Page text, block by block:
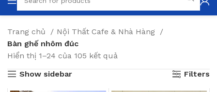
Trang chủ
Nội Thất Cafe & Nhà Hàng
Bàn ghế nhôm đúc
Hiển thị 1–24 của 105 kết quả
Show sidebar
Filters